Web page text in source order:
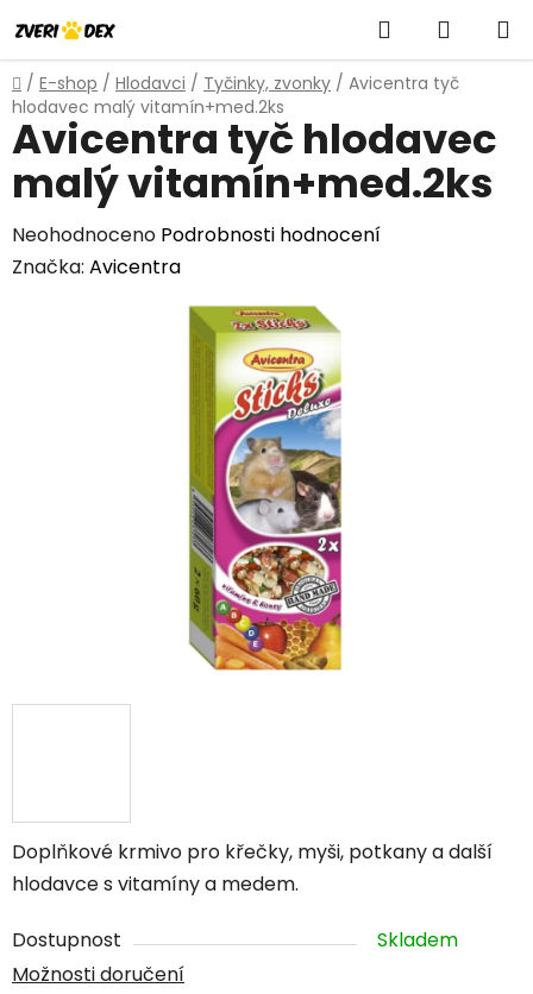
na
obsah
Hledat
KOŠÍK
Domů
/ E-shop / Hlodavci / Tyčinky, zvonky / Avicentra tyč
hlodavec malý vitamín+med.2ks
Doplňkové krmivo pro křečky, myši, potkany a další
hlodavce s vitamíny a medem.
Dostupnost
Skladem
Možnosti doručení
Avicentra tyč hlodavec
malý vitamín+med.2ks
Průměrné
hodnocení
Neohodnoceno Podrobnosti hodnocení
Značka: Avicentra